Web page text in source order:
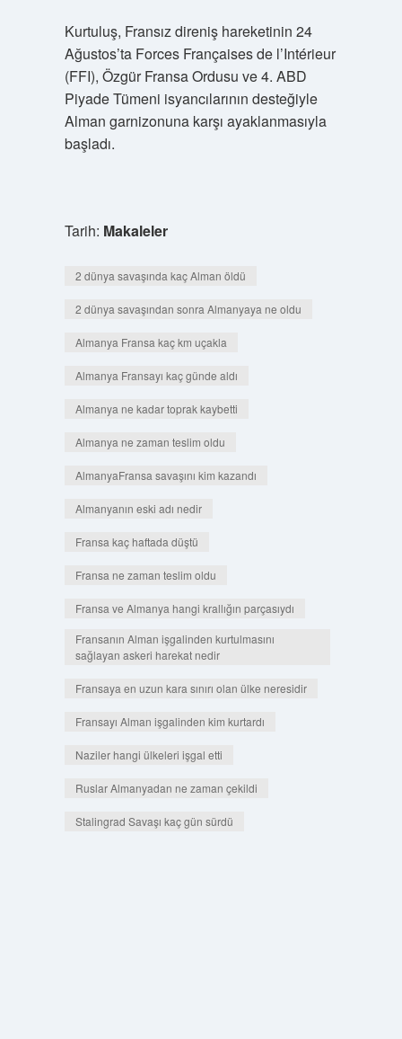
Kurtuluş, Fransız direniş hareketinin 24
Ağustos’ta Forces Françaises de l’Intérieur
(FFI), Özgür Fransa Ordusu ve 4. ABD
Piyade Tümeni isyancılarının desteğiyle
Alman garnizonuna karşı ayaklanmasıyla
başladı.
Tarih: Makaleler
2 dünya savaşında kaç Alman öldü
2 dünya savaşından sonra Almanyaya ne oldu
Almanya Fransa kaç km uçakla
Almanya Fransayı kaç günde aldı
Almanya ne kadar toprak kaybetti
Almanya ne zaman teslim oldu
AlmanyaFransa savaşını kim kazandı
Almanyanın eski adı nedir
Fransa kaç haftada düştü
Fransa ne zaman teslim oldu
Fransa ve Almanya hangi krallığın parçasıydı
Fransanın Alman işgalinden kurtulmasını
sağlayan askeri harekat nedir
Fransaya en uzun kara sınırı olan ülke neresidir
Fransayı Alman işgalinden kim kurtardı
Naziler hangi ülkeleri işgal etti
Ruslar Almanyadan ne zaman çekildi
Stalingrad Savaşı kaç gün sürdü